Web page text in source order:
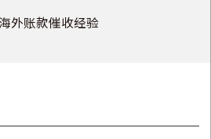
外账款催收经验